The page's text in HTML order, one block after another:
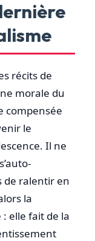
récits de
morale du
compensée
le
Il ne
de ralentir en
la
elle fait de la